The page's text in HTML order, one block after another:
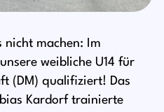
nicht machen: Im
weibliche U14 für
(DM) qualifiziert! Das
Kardorf trainierte